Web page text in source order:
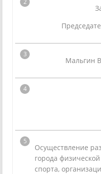
Мальгин
Осуществление
города
спорта,